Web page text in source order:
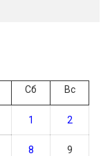
Сб Вс
1 2
8 9